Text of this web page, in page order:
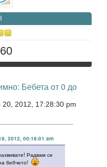
Бебета от 0 до
20, 2012, 17:28:30 pm
2012, 00:16:01 am
Радвам се
бебчето!